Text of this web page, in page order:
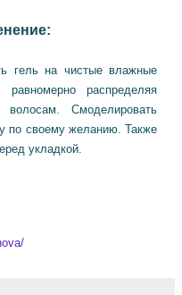
гель на чистые влажные
равномерно распределяя
Смоделировать
по своему желанию. Также
укладкой.